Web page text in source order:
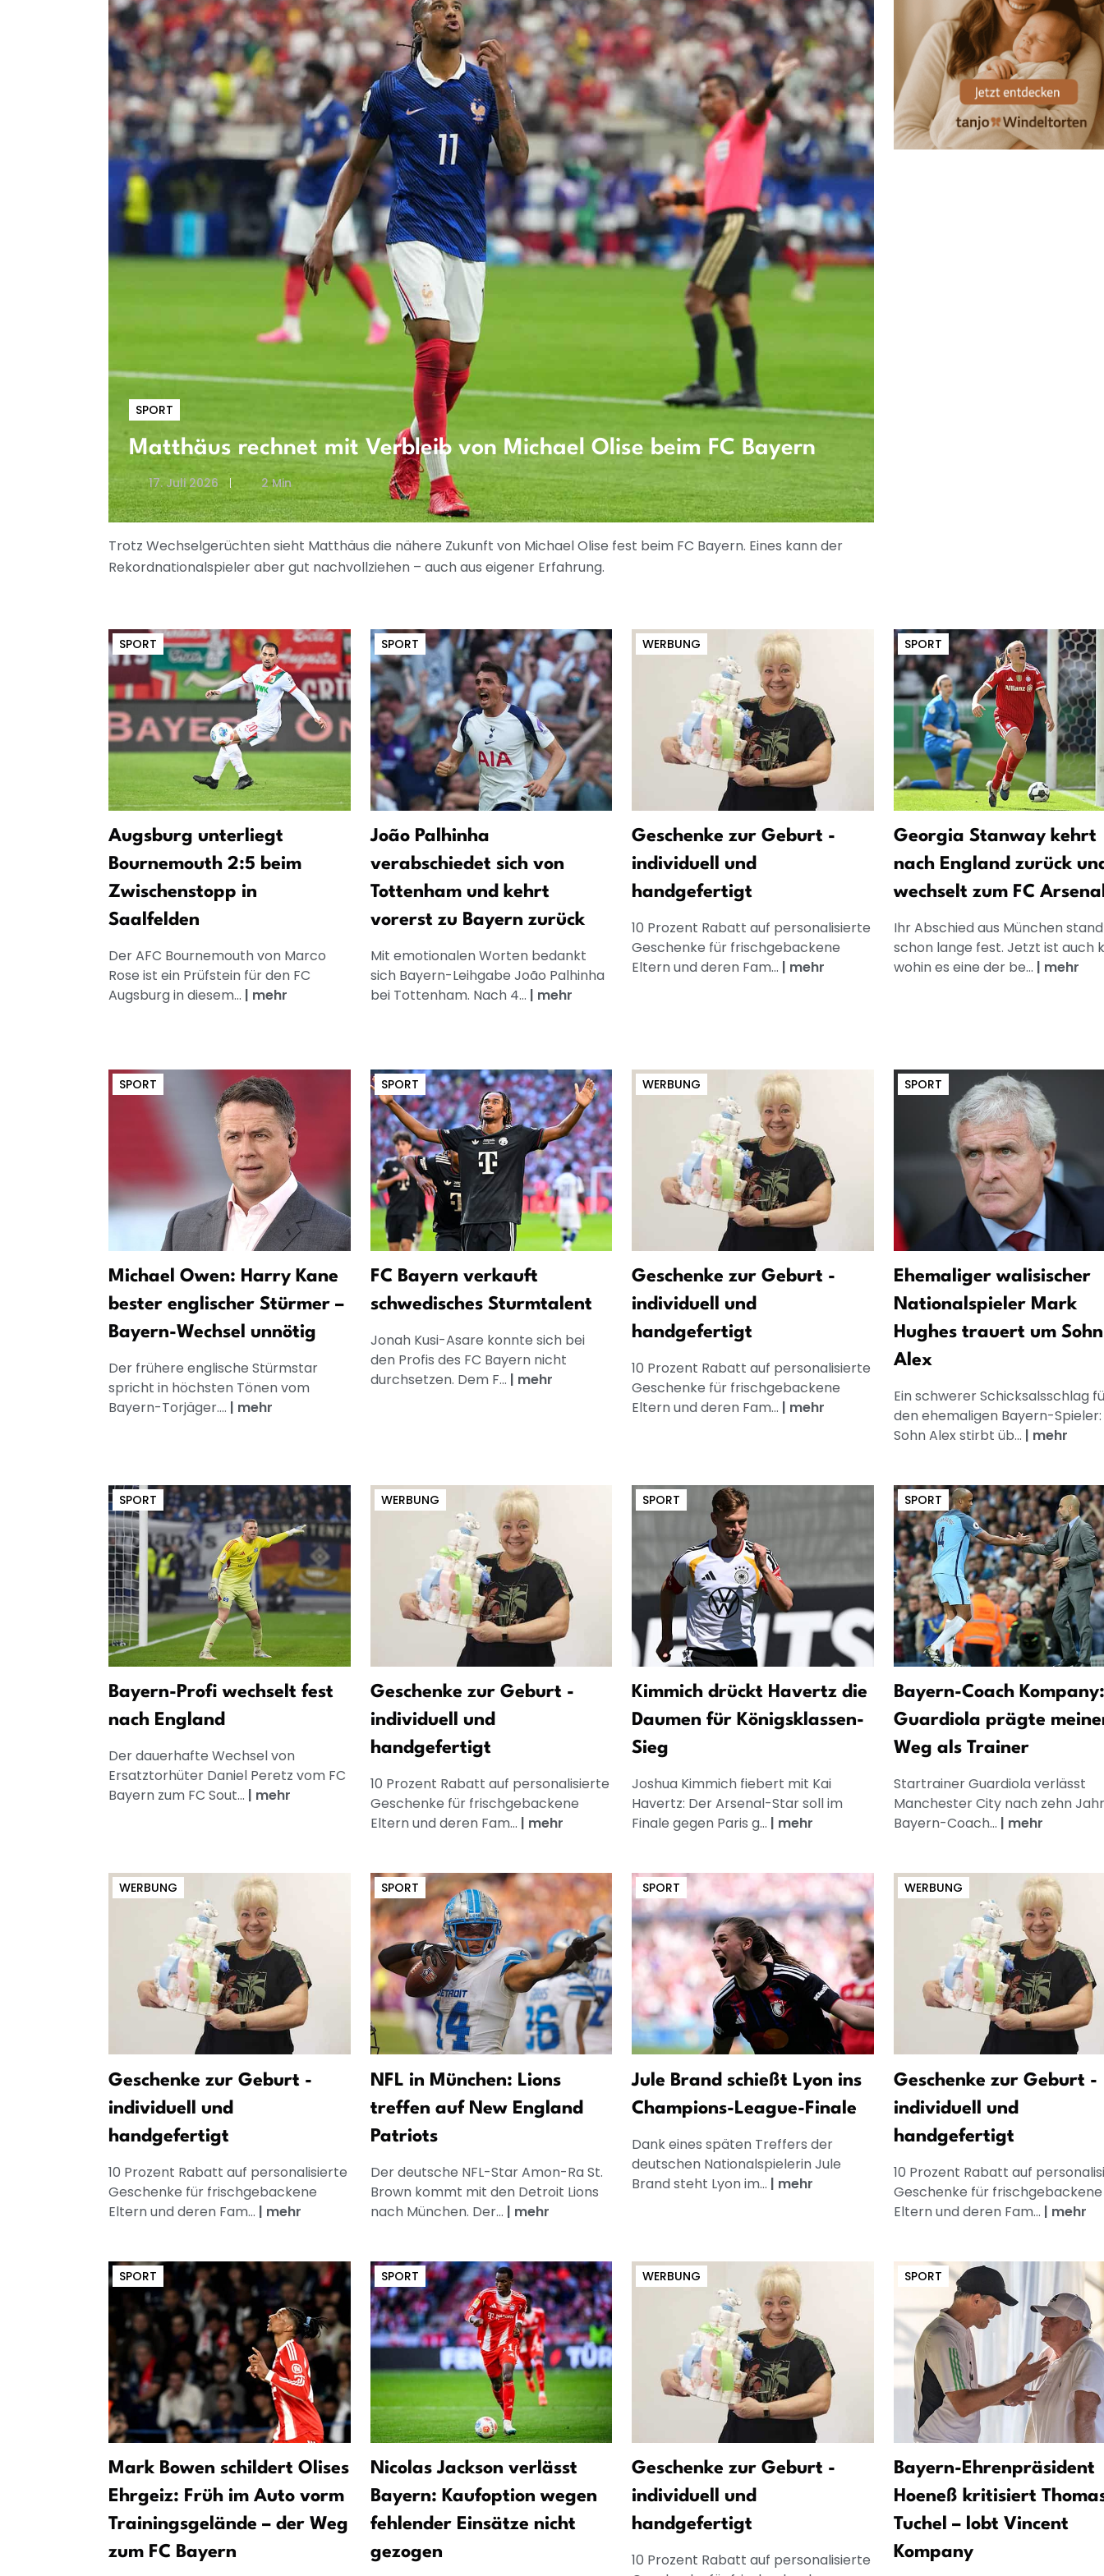
SPORT
Matthäus rechnet mit Verbleib von Michael Olise beim FC Bayern
17. Juli 2026 2 Min
Trotz Wechselgerüchten sieht Matthäus die nähere Zukunft von Michael Olise fest beim FC Bayern. Eines kann der
Rekordnationalspieler aber gut nachvollziehen – auch aus eigener Erfahrung.
SPORT
Augsburg unterliegt
Bournemouth 2:5 beim
Zwischenstopp in
Saalfelden
Der AFC Bournemouth von Marco
Rose ist ein Prüfstein für den FC
Augsburg in diesem... | mehr
SPORT
João Palhinha
verabschiedet sich von
Tottenham und kehrt
vorerst zu Bayern zurück
Mit emotionalen Worten bedankt
sich Bayern-Leihgabe João Palhinha
bei Tottenham. Nach 4... | mehr
WERBUNG
Geschenke zur Geburt -
individuell und
handgefertigt
10 Prozent Rabatt auf personalisierte
Geschenke für frischgebackene
Eltern und deren Fam... | mehr
SPORT
Georgia Stanway kehrt
nach England zurück
wechselt zum FC
Ihr Abschied aus München stand
schon lange fest. Jetzt ist auch
wohin es eine der be... | mehr
SPORT
Michael Owen: Harry Kane
bester englischer Stürmer –
Bayern-Wechsel unnötig
Der frühere englische Stürmstar
spricht in höchsten Tönen vom
Bayern-Torjäger.... | mehr
SPORT
FC Bayern verkauft
schwedisches Sturmtalent
Jonah Kusi-Asare konnte sich bei
den Profis des FC Bayern nicht
durchsetzen. Dem F... | mehr
WERBUNG
Geschenke zur Geburt -
individuell und
handgefertigt
10 Prozent Rabatt auf personalisierte
Geschenke für frischgebackene
Eltern und deren Fam... | mehr
SPORT
Ehemaliger walisischer
Nationalspieler Mark
Hughes trauert um Sohn
Alex
Ein schwerer Schicksalsschlag
den ehemaligen Bayern-Spieler:
Sohn Alex stirbt üb... | mehr
SPORT
Bayern-Profi wechselt fest
nach England
Der dauerhafte Wechsel von
Ersatztorhüter Daniel Peretz vom FC
Bayern zum FC Sout... | mehr
WERBUNG
Geschenke zur Geburt -
individuell und
handgefertigt
10 Prozent Rabatt auf personalisierte
Geschenke für frischgebackene
Eltern und deren Fam... | mehr
SPORT
Kimmich drückt Havertz die
Daumen für Königsklassen-
Sieg
Joshua Kimmich fiebert mit Kai
Havertz: Der Arsenal-Star soll im
Finale gegen Paris g... | mehr
SPORT
Bayern-Coach Kompany:
Guardiola prägte
Weg als Trainer
Startrainer Guardiola verlässt
Manchester City nach zehn
Bayern-Coach... | mehr
WERBUNG
Geschenke zur Geburt -
individuell und
handgefertigt
10 Prozent Rabatt auf personalisierte
Geschenke für frischgebackene
Eltern und deren Fam... | mehr
SPORT
NFL in München: Lions
treffen auf New England
Patriots
Der deutsche NFL-Star Amon-Ra St.
Brown kommt mit den Detroit Lions
nach München. Der... | mehr
SPORT
Jule Brand schießt Lyon ins
Champions-League-Finale
Dank eines späten Treffers der
deutschen Nationalspielerin Jule
Brand steht Lyon im... | mehr
WERBUNG
Geschenke zur Geburt -
individuell und
handgefertigt
10 Prozent Rabatt auf
Geschenke für frischgebackene
Eltern und deren Fam... | mehr
SPORT
Mark Bowen schildert Olises
Ehrgeiz: Früh im Auto vorm
Trainingsgelände – der Weg
zum FC Bayern
SPORT
Nicolas Jackson verlässt
Bayern: Kaufoption wegen
fehlender Einsätze nicht
gezogen
WERBUNG
Geschenke zur Geburt -
individuell und
handgefertigt
10 Prozent Rabatt auf personalisierte
SPORT
Bayern-Ehrenpräsident
Hoeneß kritisiert
Tuchel – lobt Vincent
Kompany